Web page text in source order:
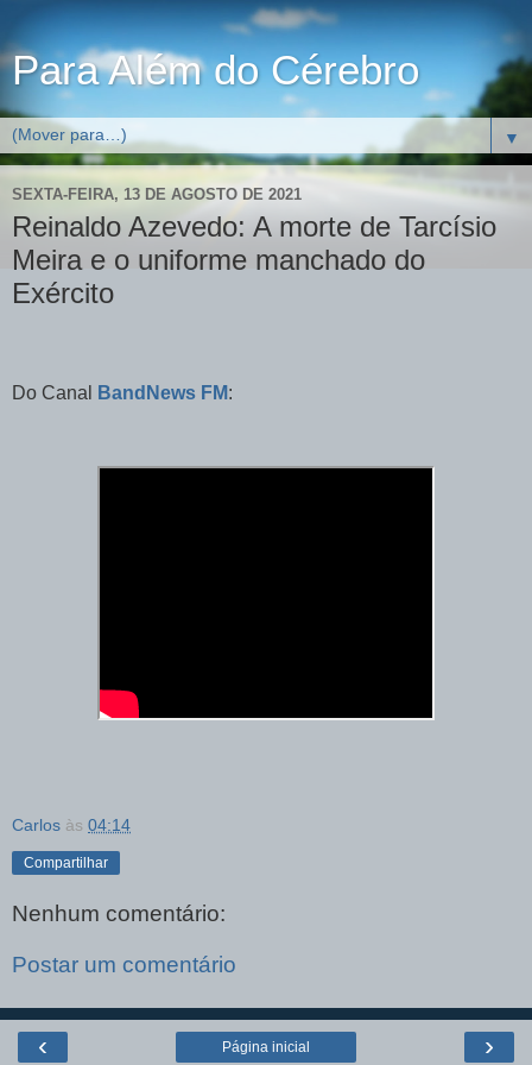
Para Além do Cérebro
▼
SEXTA-FEIRA, 13 DE AGOSTO DE 2021
Reinaldo Azevedo: A morte de Tarcísio
Meira e o uniforme manchado do
Exército
Do Canal BandNews FM:
Carlos às 04:14
Compartilhar
Nenhum comentário:
Postar um comentário
‹ ›
Página inicial